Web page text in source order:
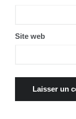
Site web